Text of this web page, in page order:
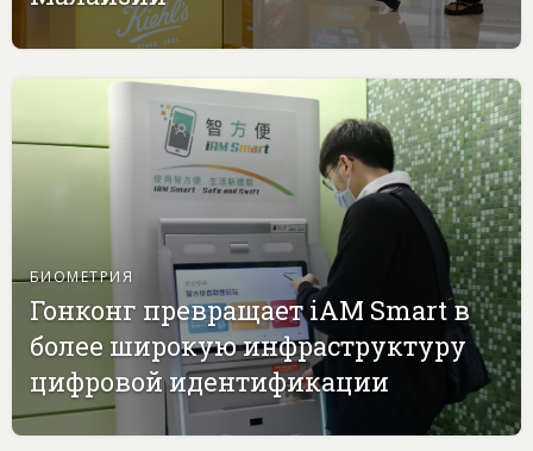
БИОМЕТРИЯ
Гонконг превращает iAM Smart в
более широкую инфраструктуру
цифровой идентификации